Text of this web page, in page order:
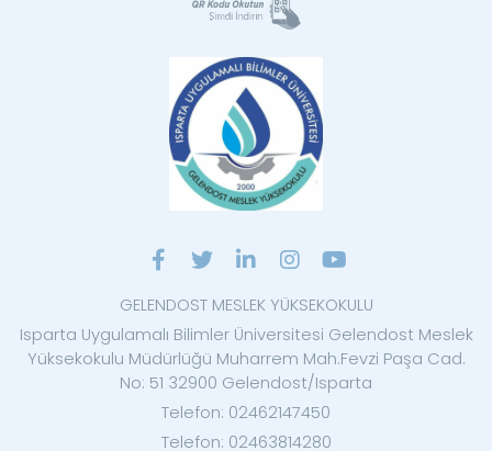
GELENDOST MESLEK YÜKSEKOKULU
Isparta Uygulamalı Bilimler Üniversitesi Gelendost Meslek
Yüksekokulu Müdürlüğü Muharrem Mah.Fevzi Paşa Cad.
No: 51 32900 Gelendost/Isparta
Telefon: 02462147450
Telefon: 02463814280